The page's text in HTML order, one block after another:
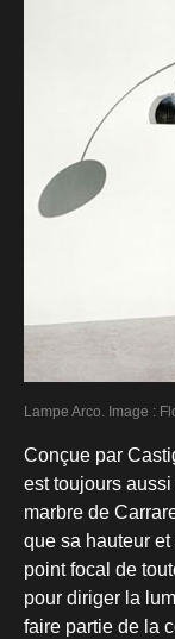
Lampe Arco. Image :
Conçue par
est toujours
marbre de
que sa hauteur
point focal de
pour diriger la
faire partie de la